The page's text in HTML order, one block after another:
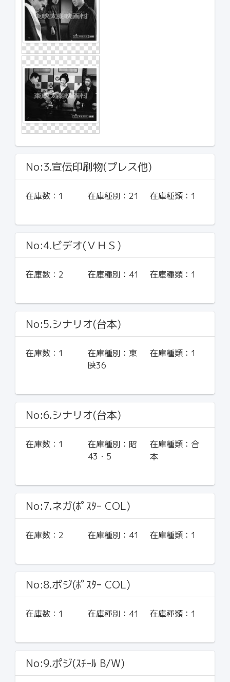
No:3.宣伝印刷物(プレス他)
在庫数： 1 在庫種別： 21 在庫種類： 1
No:4.ビデオ(ＶＨＳ)
在庫数： 2 在庫種別： 41 在庫種類： 1
No:5.シナリオ(台本)
在庫数： 1 在庫種別： 東
映36
在庫種類： 1
No:6.シナリオ(台本)
在庫数： 1 在庫種別： 昭
43・5
在庫種類： 合
本
No:7.ネガ(ﾎﾟｽﾀｰ COL)
在庫数： 2 在庫種別： 41 在庫種類： 1
No:8.ポジ(ﾎﾟｽﾀｰ COL)
在庫数： 1 在庫種別： 41 在庫種類： 1
No:9.ポジ(ｽﾁｰﾙ B/W)